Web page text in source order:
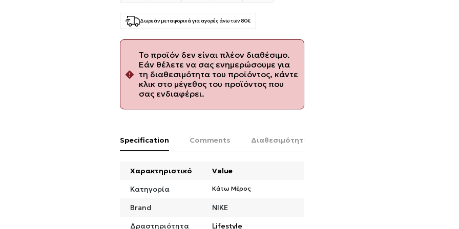
Δωρεάν μεταφορικά για αγορές άνω των 80€
Το προϊόν δεν είναι πλέον διαθέσιμο.
Εάν θέλετε να σας ενημερώσουμε για
τη διαθεσιμότητα του προϊόντος, κάντε
κλικ στο μέγεθος του προϊόντος που
σας ενδιαφέρει.
Specification Comments Διαθεσιμότητα στο κατάστημα
Χαρακτηριστικό
Value
Κατηγορία
Κάτω Μέρος
Brand
NIKE
Δραστηριότητα
Lifestyle